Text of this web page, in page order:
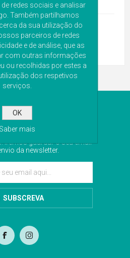
newsletter para receber as
Iremos guardar o seu email
da newsletter.
SUBSCREVA
redes sociais e analisar
Também partilhamos
da sua utilização do
parceiros de redes
e de análise, que as
com outras informações
ou recolhidas por estes a
dos respetivos
serviços.
OK
Saber mais